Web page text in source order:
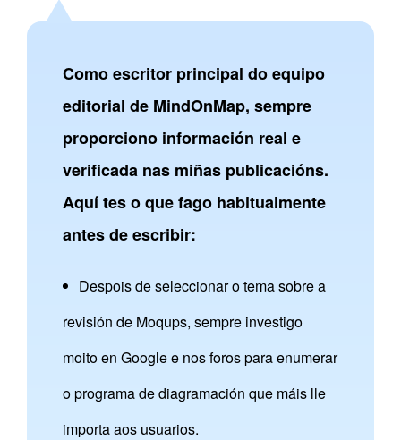
Como escritor principal do equipo
editorial de MindOnMap, sempre
proporciono información real e
verificada nas miñas publicacións.
Aquí tes o que fago habitualmente
antes de escribir:
Despois de seleccionar o tema sobre a
revisión de Moqups, sempre investigo
moito en Google e nos foros para enumerar
o programa de diagramación que máis lle
importa aos usuarios.